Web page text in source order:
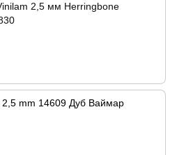
2,5 мм Herringbone